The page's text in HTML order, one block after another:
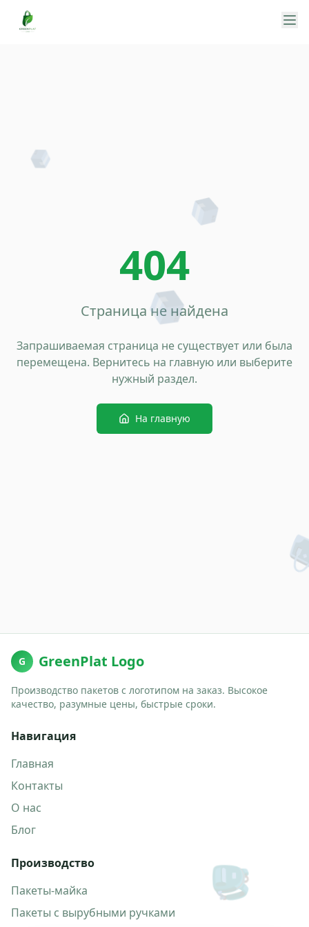
📦
🎒
📦
📦
404
Страница не найдена
Запрашиваемая страница не существует или была
перемещена. Вернитесь на главную или выберите
нужный раздел.
На главную
G GreenPlat Logo
Производство пакетов с логотипом на заказ. Высокое
качество, разумные цены, быстрые сроки.
Навигация
Главная
Контакты
О нас
Блог
Производство
Пакеты-майка
Пакеты с вырубными ручками